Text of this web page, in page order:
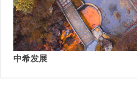
中希发展